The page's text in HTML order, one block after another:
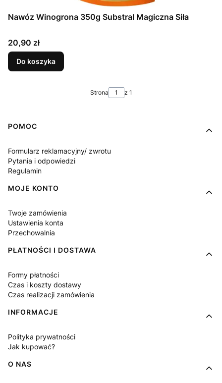
Nawóz Winogrona 350g Substral Magiczna Siła
Cena
20,90 zł
Do koszyka
Strona z 1
Linki w stopce
POMOC
Formularz reklamacyjny/ zwrotu
Pytania i odpowiedzi
Regulamin
MOJE KONTO
Twoje zamówienia
Ustawienia konta
Przechowalnia
PŁATNOŚCI I DOSTAWA
Formy płatności
Czas i koszty dostawy
Czas realizacji zamówienia
INFORMACJE
Polityka prywatności
Jak kupować?
O NAS